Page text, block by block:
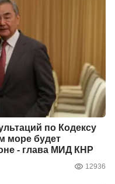
по Кодексу
море будет
- глава МИД КНР
12936